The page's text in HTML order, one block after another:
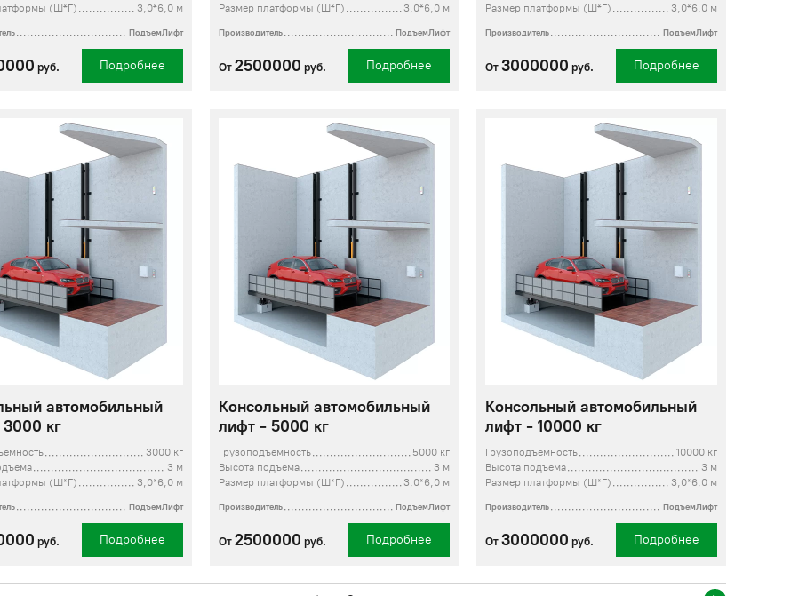
(Ш*Г)
3,0*6,0 м
ПодъемЛифт
руб. Подробнее
Размер платформы (Ш*Г)
3,0*6,0 м
Производитель ПодъемЛифт
От 2500000 руб. Подробнее
Размер платформы (Ш*Г)
3,0*6,0 м
Производитель ПодъемЛифт
От3000000 руб. Подробнее
автомобильный
кг
3000 кг
3 м
(Ш*Г)
3,0*6,0 м
ПодъемЛифт
руб. Подробнее
Консольный автомобильный
лифт - 5000 кг
Грузоподъемность
5000 кг
Высота подъема
3 м
Размер платформы (Ш*Г)
3,0*6,0 м
Производитель ПодъемЛифт
От 2500000 руб. Подробнее
Консольный автомобильный
лифт - 10000 кг
Грузоподъемность
10000 кг
Высота подъема
3 м
Размер платформы (Ш*Г)
3,0*6,0 м
Производитель ПодъемЛифт
От3000000 руб. Подробнее